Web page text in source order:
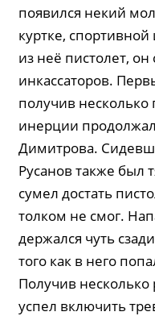
появился некий
куртке,
из неё пистолет, он
инкассаторов.
получив
инерции продолжал
Димитрова.
Русанов также был
сумел достать
толком не смог.
держался чуть
того как в него
Получив
успел включить